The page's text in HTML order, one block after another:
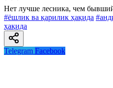
Нет лучше лесника, чем
#ёшлик ва қарилик ҳақида
ҳақида
Telegram Facebook